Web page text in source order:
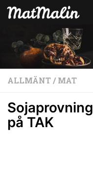
Hoppa till
ALLMÄNT/ MAT
på TAK